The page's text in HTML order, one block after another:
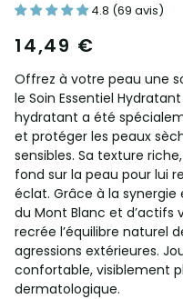
4.8 (69 avis)
14,49 €
Offrez à votre peau une
le Soin Essentiel
hydratant a été
et protéger les peaux
sensibles. Sa texture
fond sur la peau pour lui
éclat. Grâce à la synergie
du Mont Blanc et d’actifs
recrée l’équilibre naturel
agressions extérieures.
confortable, visiblement
dermatologique.